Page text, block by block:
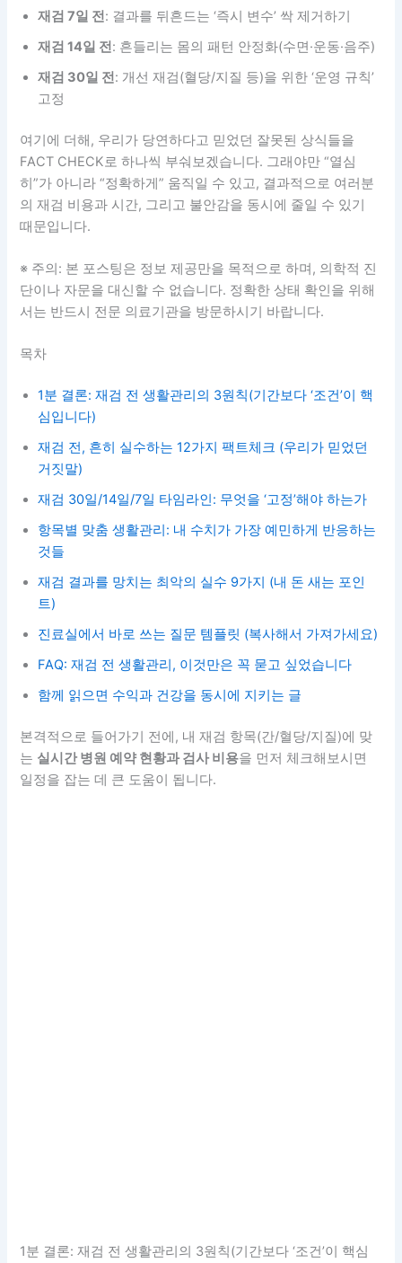
재검 7일 전: 결과를 뒤흔드는 ‘즉시 변수’ 싹 제거하기
재검 14일 전: 흔들리는 몸의 패턴 안정화(수면·운동·음주)
재검 30일 전: 개선 재검(혈당/지질 등)을 위한 ‘운영 규칙’
고정
여기에 더해, 우리가 당연하다고 믿었던 잘못된 상식들을
FACT CHECK로 하나씩 부숴보겠습니다. 그래야만 “열심
히”가 아니라 “정확하게” 움직일 수 있고, 결과적으로 여러분
의 재검 비용과 시간, 그리고 불안감을 동시에 줄일 수 있기
때문입니다.
※ 주의: 본 포스팅은 정보 제공만을 목적으로 하며, 의학적 진
단이나 자문을 대신할 수 없습니다. 정확한 상태 확인을 위해
서는 반드시 전문 의료기관을 방문하시기 바랍니다.
목차
1분 결론: 재검 전 생활관리의 3원칙(기간보다 ‘조건’이 핵
심입니다)
재검 전, 흔히 실수하는 12가지 팩트체크 (우리가 믿었던
거짓말)
재검 30일/14일/7일 타임라인: 무엇을 ‘고정’해야 하는가
항목별 맞춤 생활관리: 내 수치가 가장 예민하게 반응하는
것들
재검 결과를 망치는 최악의 실수 9가지 (내 돈 새는 포인
트)
진료실에서 바로 쓰는 질문 템플릿 (복사해서 가져가세요)
FAQ: 재검 전 생활관리, 이것만은 꼭 묻고 싶었습니다
함께 읽으면 수익과 건강을 동시에 지키는 글
본격적으로 들어가기 전에, 내 재검 항목(간/혈당/지질)에 맞
는 실시간 병원 예약 현황과 검사 비용을 먼저 체크해보시면
일정을 잡는 데 큰 도움이 됩니다.
1분 결론: 재검 전 생활관리의 3원칙(기간보다 ‘조건’이 핵심